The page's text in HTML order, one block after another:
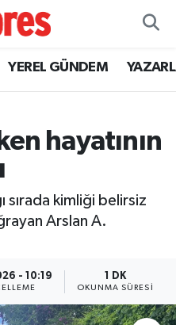
YEREL GÜNDEM
hayatının
sırada kimliği belirsiz
Arslan A.
- 10:19 1 DK
OKUNMA SÜRESI
ve Fikstür